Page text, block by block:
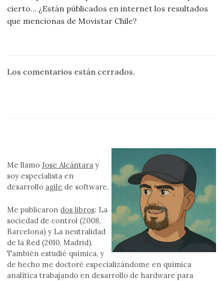
cierto… ¿Están públicados en internet los resultados
que mencionas de Movistar Chile?
Los comentarios están cerrados.
Me llamoJose Alcántara y
soy especialista en
desarrollo agile de software.
Me publicaron dos libros: La
sociedad de control (2008,
Barcelona) y La neutralidad
de la Red (2010, Madrid).
También estudié química, y
de hecho me doctoré especializándome en química
analítica trabajando en desarrollo de hardware para